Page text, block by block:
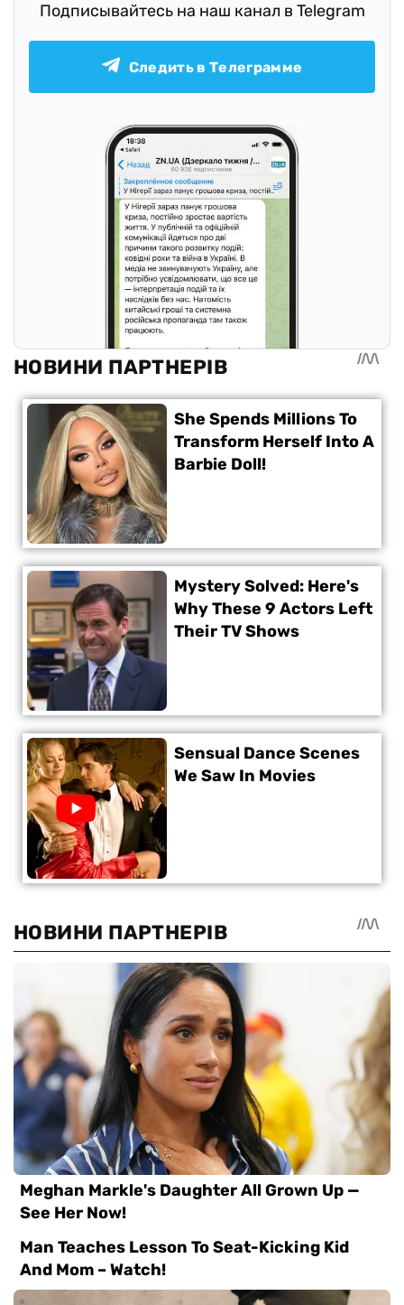
Подписывайтесь на наш канал в Telegram
Следить в Телеграмме